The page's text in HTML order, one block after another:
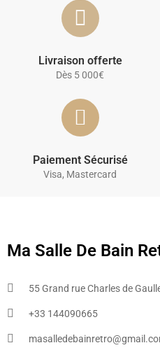
Livraison offerte
Dès 5 000€
Paiement Sécurisé
Visa, Mastercard
Ma Salle De Bain
55 Grand rue Charles de
+33 144090665​